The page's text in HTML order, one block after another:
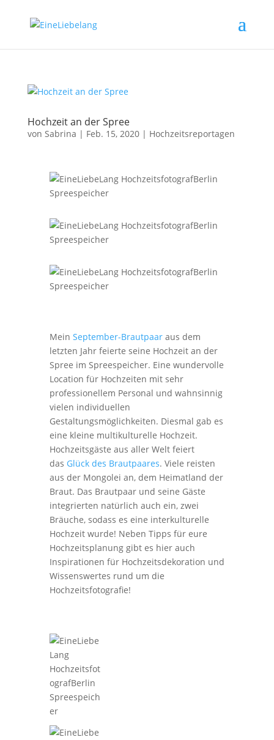
Hochzeit an der Spree
von Sabrina | Feb. 15, 2020| Hochzeitsreportagen
Mein September-Brautpaar aus dem
letzten Jahr feierte seine Hochzeit an der
Spree im Spreespeicher. Eine wundervolle
Location für Hochzeiten mit sehr
professionellem Personal und wahnsinnig
vielen individuellen
Gestaltungsmöglichkeiten. Diesmal gab es
eine kleine multikulturelle Hochzeit.
Hochzeitsgäste aus aller Welt feiert
das Glück des Brautpaares. Viele reisten
aus der Mongolei an, dem Heimatland der
Braut. Das Brautpaar und seine Gäste
integrierten natürlich auch ein, zwei
Bräuche, sodass es eine interkulturelle
Hochzeit wurde! Neben Tipps für eure
Hochzeitsplanung gibt es hier auch
Inspirationen für Hochzeitsdekoration und
Wissenswertes rund um die
Hochzeitsfotografie!